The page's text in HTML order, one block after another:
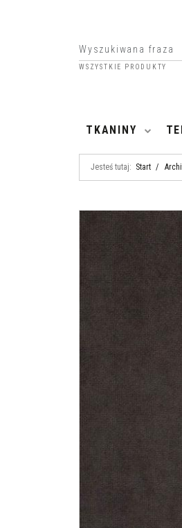
WSZYSTKIE PRODUKTY
TKANINY
Jesteś tutaj: Start /